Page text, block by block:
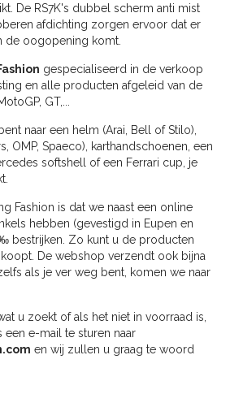
De RS7K's dubbel scherm anti mist
afdichting zorgen ervoor dat er
de oogopening komt.
gespecialiseerd in de verkoop
en alle producten afgeleid van de
GT,...
naar een helm (Arai, Bell of Stilo),
OMP, Spaeco), karthandschoenen, een
softshell of een Ferrari cup, je
Fashion is dat we naast een online
hebben (gevestigd in Eupen en
bestrijken. Zo kunt u de producten
De webshop verzendt ook bijna
als je ver weg bent, komen we naar
u zoekt of als het niet in voorraad is,
e-mail te sturen naar
en wij zullen u graag te woord